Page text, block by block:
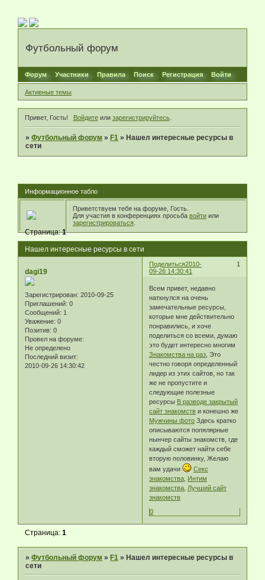
Футбольный форум
Форум Участники Правила Поиск Регистрация Войти
Активные темы
Привет, Гость! Войдитеили зарегистрируйтесь.
»Футбольный форум » F1 » Нашел интересные ресурсы в
сети
Информационное табло
Приветствуем тебя на форуме, Гость.
Для участия в конференциях просьба войти или
зарегистрироваться
Нашел интересные ресурсы в сети
Страница:1
Поделиться 1
2010-
09-26 14:30:41
dagi19
Зарегистрирован: 2010-09-25
Приглашений: 0
Сообщений: 1
Уважение: 0
Позитив: 0
Провел на форуме:
Не определено
Последний визит:
2010-09-26 14:30:42
Всем привет, недавно
наткнулся на очень
замечательные ресурсы,
которые мне действительно
понравились, и хоче
поделиться со всеми, думаю
это будет интересно многим
Знакомства на раз , Это
честно говоря определенный
лидер из этих сайтов, но так
же не пропустите и
следующие полезные
ресурсы В разводе закрытый
сайт знакомств и конешно же
Мужчины фото Здесь кратко
описываются попялярные
нынчер сайты знакомств, где
каждый сможет найти себе
вторую половинку, Желаю
вам удачи
Секс
знакомства Интим
знакомства Лучший сайт
знакомств
0
Страница:1
»Футбольный форум »F1 »Нашел интересные ресурсы в
сети